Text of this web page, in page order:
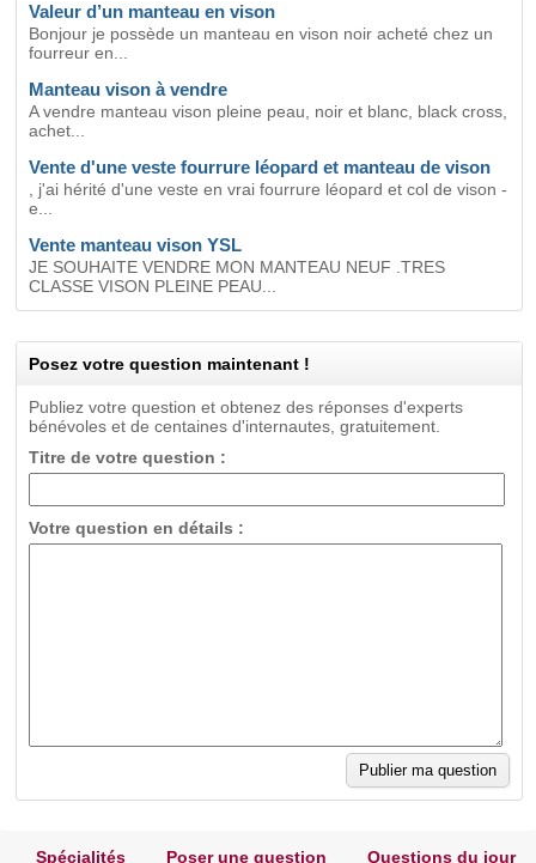
Valeur d’un manteau en vison
Bonjour je possède un manteau en vison noir acheté chez un
fourreur en...
Manteau vison à vendre
A vendre manteau vison pleine peau, noir et blanc, black cross,
achet...
Vente d'une veste fourrure léopard et manteau de vison
, j'ai hérité d'une veste en vrai fourrure léopard et col de vison -
e...
Vente manteau vison YSL
JE SOUHAITE VENDRE MON MANTEAU NEUF .TRES
CLASSE VISON PLEINE PEAU...
Posez votre question maintenant !
Publiez votre question et obtenez des réponses d'experts
bénévoles et de centaines d'internautes, gratuitement.
Titre de votre question :
Votre question en détails :
Spécialités Poser une question Questions du jour